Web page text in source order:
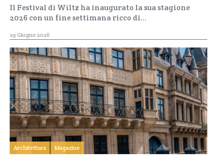
Il Festival di Wiltz ha inaugurato la sua stagione
2026 con un fine settimana ricco di…
29 Giugno 2026
Architettura Magazine